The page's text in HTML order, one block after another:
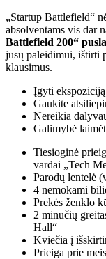
„Startup Battlefield“
absolventams vis dar
Battlefield 200“
jūsų paleidimui, ištirti
klausimus.
Įgyti
Gaukite
Nereikia
Galimybė
Tiesioginė
vardai „Tech
Parodų lentelė
4 nemokami
Prekės ženklo
2 minučių
Hall“
Kviečia į
Prieiga prie